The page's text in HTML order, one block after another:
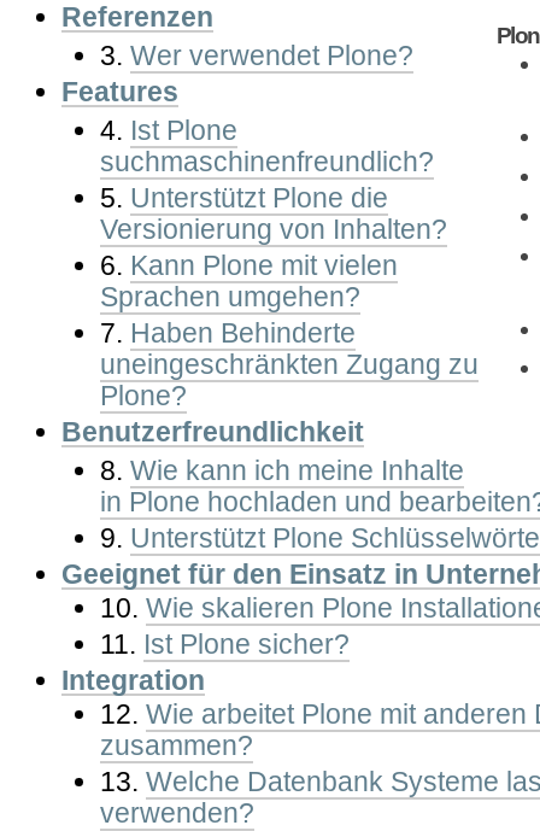
Referenzen
3. Wer verwendet Plone?
Features
4. Ist Plone
suchmaschinenfreundlich?
5. Unterstützt Plone die
Versionierung von Inhalten?
6. Kann Plone mit vielen
Sprachen umgehen?
7. Haben Behinderte
uneingeschränkten Zugang zu
Plone?
Benutzerfreundlichkeit
8. Wie kann ich meine Inhalte
in Plone hochladen und
9. Unterstützt Plone
Geeignet für den Einsatz in
10. Wie skalieren Plone
11. Ist Plone sicher?
Integration
12. Wie arbeitet Plone mit anderen
zusammen?
13. Welche Datenbank Systeme
verwenden?